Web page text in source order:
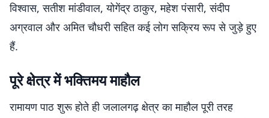
विश्वास, सतीश मांडीवाल, योगेंद्र ठाकुर, महेश पंसारी, संदीप
अग्रवाल और अमित चौधरी सहित कई लोग सक्रिय रूप से जुड़े हुए
हैं.
पूरे क्षेत्र में भक्तिमय माहौल
रामायण पाठ शुरू होते ही जलालगढ़ क्षेत्र का माहौल पूरी तरह